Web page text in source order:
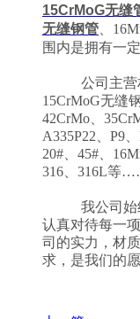
15CrMoG无缝
无缝钢管 、
围内是拥有一
公司主营材
15CrMoG无缝
42CrMo、
A335P22、P9
20#、45#、
316、316L等
我公司始终
认真对待每一
司的实力，材
求，是我们的